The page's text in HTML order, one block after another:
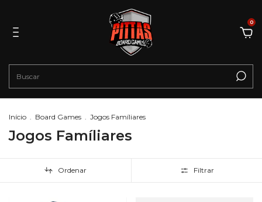
0
Início . Board Games . Jogos Famíliares
Jogos Famíliares
Ordenar Filtrar